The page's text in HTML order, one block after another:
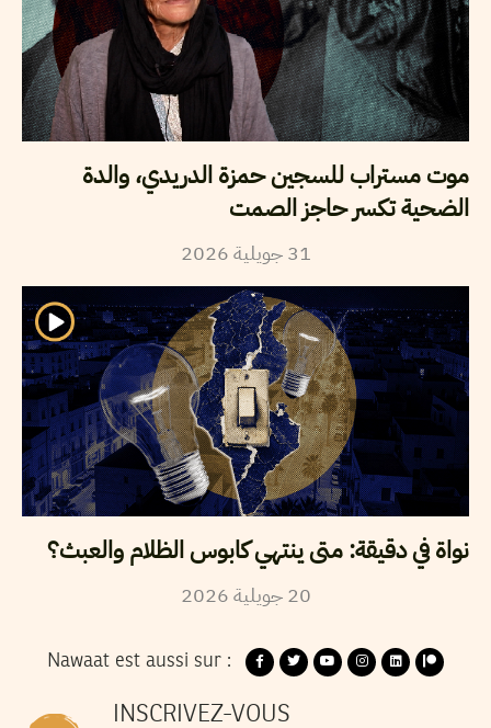
موت مستراب للسجين حمزة الدريدي، والدة
الضحية تكسر حاجز الصمت
31 جويلية2026
نواة في دقيقة: متى ينتهي كابوس الظلام والعبث؟
20 جويلية2026
Nawaat est aussi sur :
INSCRIVEZ-VOUS